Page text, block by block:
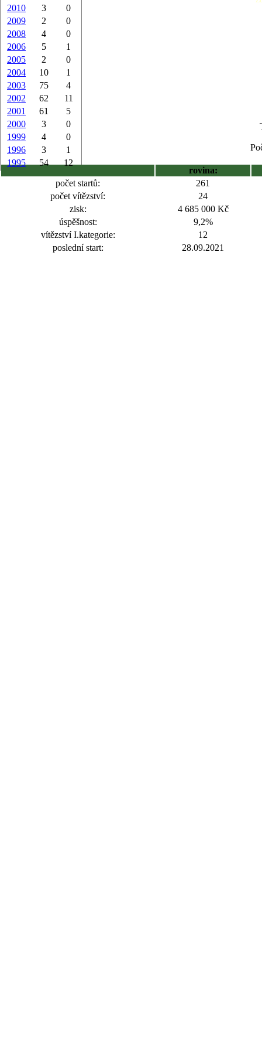
2010
3
0
2009
2
0
2008
4
0
2006
5
1
2005
2
0
2004
10
1
2003
75
4
2002
62
11
2001
61
5
2000
3
0
1999
4
0
1996
3
1
1995
54 12
rovina:
počet startů:
261
počet vítězství:
24
zisk:
4 685 000 Kč
úspěšnost:
9,2%
vítězství I.kategorie:
12
poslední start:
28.09.2021